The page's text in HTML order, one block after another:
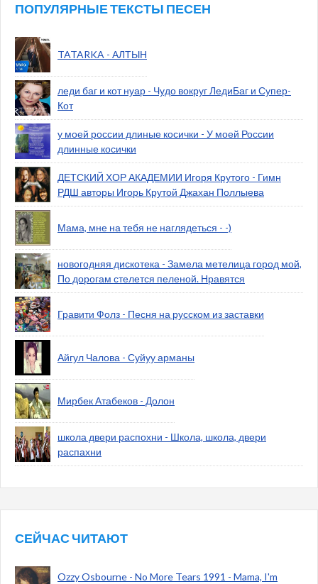
ПОПУЛЯРНЫЕ ТЕКСТЫ ПЕСЕН
TATARKA - АЛТЫН
леди баг и кот нуар - Чудо вокруг ЛедиБаг и Супер-
Кот
у моей россии длиные косички - У моей России
длинные косички
ДЕТСКИЙ ХОР АКАДЕМИИ Игоря Крутого - Гимн
РДШ авторы Игорь Крутой Джахан Поллыева
Мама, мне на тебя не наглядеться - -)
новогодняя дискотека - Замела метелица город мой,
По дорогам стелется пеленой. Нравятся
Гравити Фолз - Песня на русском из заставки
Айгул Чалова - Суйуу арманы
Мирбек Атабеков - Долон
школа двери распохни - Школа, школа, двери
распахни
СЕЙЧАС ЧИТАЮТ
Ozzy Osbourne - No More Tears 1991 - Mama, I'm